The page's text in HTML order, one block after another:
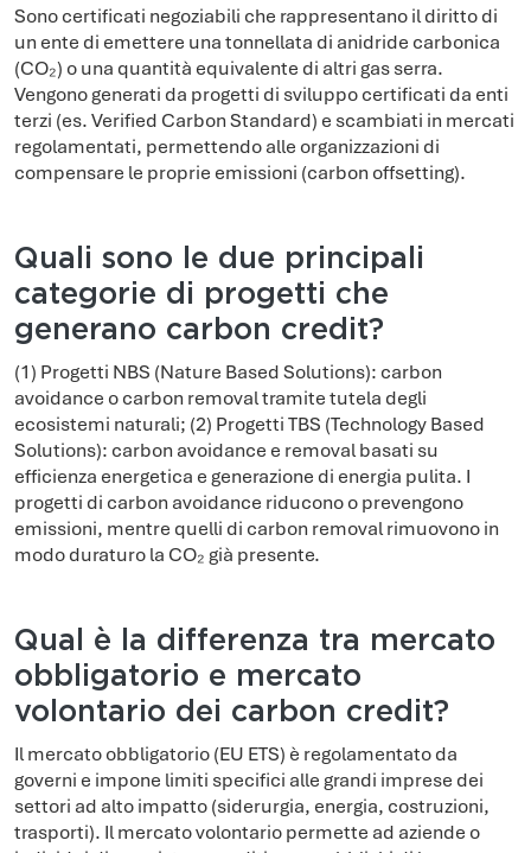
Sono certificati negoziabili che rappresentano il diritto di
un ente di emettere una tonnellata di anidride carbonica
(CO₂) o una quantità equivalente di altri gas serra.
Vengono generati da progetti di sviluppo certificati da enti
terzi (es. Verified Carbon Standard) e scambiati in mercati
regolamentati, permettendo alle organizzazioni di
compensare le proprie emissioni (carbon offsetting).
Quali sono le due principali
categorie di progetti che
generano carbon credit?
(1) Progetti NBS (Nature Based Solutions): carbon
avoidance o carbon removal tramite tutela degli
ecosistemi naturali; (2) Progetti TBS (Technology Based
Solutions): carbon avoidance e removal basati su
efficienza energetica e generazione di energia pulita. I
progetti di carbon avoidance riducono o prevengono
emissioni, mentre quelli di carbon removal rimuovono in
modo duraturo la CO₂ già presente.
Qual è la differenza tra mercato
obbligatorio e mercato
volontario dei carbon credit?
Il mercato obbligatorio (EU ETS) è regolamentato da
governi e impone limiti specifici alle grandi imprese dei
settori ad alto impatto (siderurgia, energia, costruzioni,
trasporti). Il mercato volontario permette ad aziende o